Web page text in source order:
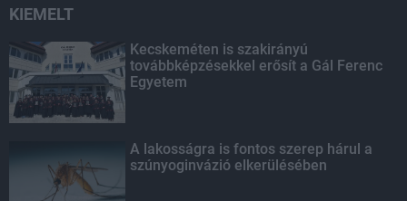
KIEMELT
Kecskeméten is szakirányú
továbbképzésekkel erősít a Gál Ferenc
Egyetem
A lakosságra is fontos szerep hárul a
szúnyoginvázió elkerülésében